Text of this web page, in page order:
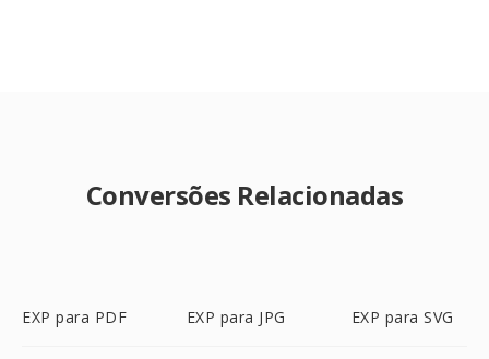
Conversões Relacionadas
EXP para PDF EXP para JPG EXP para SVG